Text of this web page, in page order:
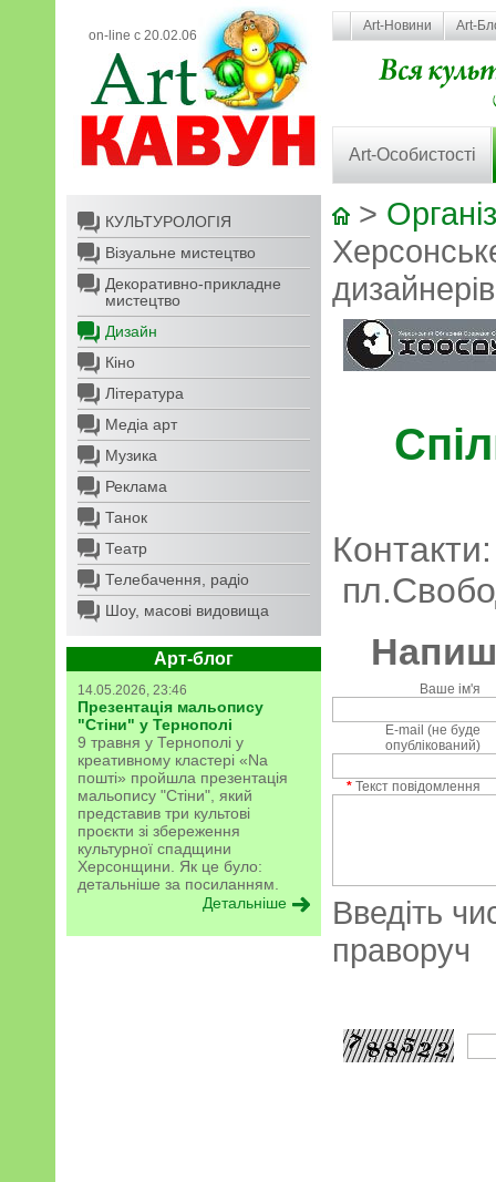
on-line с 20.02.06
Art-Новини Art-
Art-Особистості
КУЛЬТУРОЛОГІЯ
Візуальне мистецтво
Декоративно-прикладне
мистецтво
Дизайн
Кіно
Література
Медіа арт
Музика
Реклама
Танок
Театр
Телебачення, радіо
Шоу, масові видовища
Арт-блог
14.05.2026, 23:46
Презентація мальопису
"Стіни" у Тернополі
9 травня у Тернополі у
креативному кластері «Na
пошті» пройшла презентація
мальопису "Стіни", який
представив три культові
проєкти зі збереження
культурної спадщини
Херсонщини. Як це було:
детальніше за посиланням.
Детальніше
>
Ваше ім'я
E-mail (не буде
опублікований)
* Текст повідомлення
Введіть
праворуч